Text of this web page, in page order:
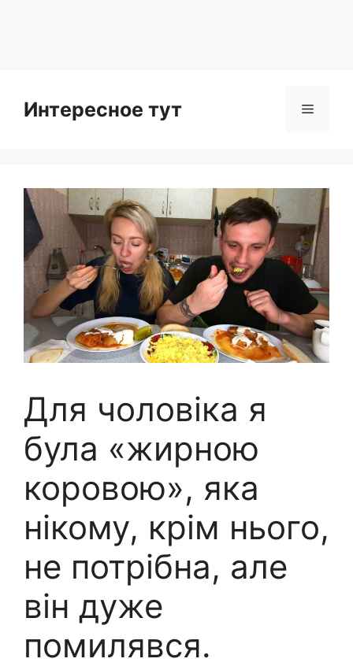
Интересное тут Menu
Для чоловіка я
була «жирною
коровою», яка
нікому, крім нього,
не потрібна, але
він дуже
помилявся.